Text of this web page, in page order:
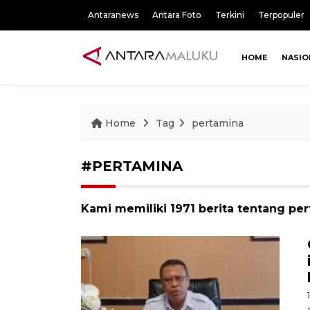
Antaranews Antara Foto Terkini Terpopuler
HOME
Home Tag pertamina
#PERTAMINA
Kami memiliki 1971 berita tentang